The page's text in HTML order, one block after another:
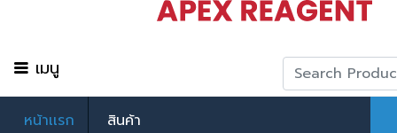
เมนู
หน้าเเรก สินค้า